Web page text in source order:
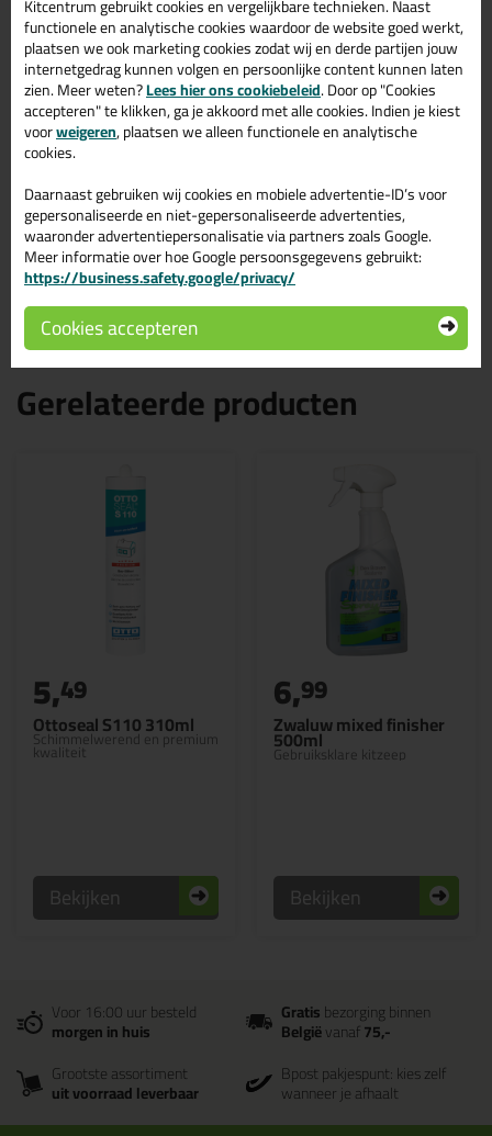
topresultaat. Bestel de Zwaluw Silicone BB + sanitary 310ml in
kleur Transparant grijs vandaag nog! Op voorraad en op
werkdagen besteld = morgen in huis.
Wil je meer weten over de toepassing en kenmerken van dit
product?Lees alles over dit product >
Tips & tricks voor Zwaluw Silicone
BB + sanitary 310ml
In de volgende blogs wordt dit product gebruikt:
Heb ik een primer nodig voor mijn Zwaluw of Den Braven
kit?
Zuurvrije siliconenkit, wat is dat?
Gerelateerde producten
Ottoseal S110 310ml
Schimmelwerend en premium
kwaliteit
5,49
Bekijken
Zwaluw mixed finisher
500ml
Gebruiksklare kitzeep
6,99
Bekijken
Voor 16:00 uur besteld
morgen in huis
Gratisbezorging binnen
Belgiëvanaf75,-
Grootste assortiment
uit voorraad leverbaar
Bpost pakjespunt: kies zelf
wanneer je afhaalt
Kitcentrum gebruikt cookies en vergelijkbare technieken. Naast
functionele en analytische cookies waardoor de website goed werkt,
plaatsen we ook marketing cookies zodat wij en derde partijen jouw
internetgedrag kunnen volgen en persoonlijke content kunnen laten
zien. Meer weten?Lees hier ons cookiebeleid. Door op "Cookies
accepteren" te klikken, ga je akkoord met alle cookies. Indien je kiest
voorweigeren, plaatsen we alleen functionele en analytische
cookies.
Daarnaast gebruiken wij cookies en mobiele advertentie-ID’s voor
gepersonaliseerde en niet-gepersonaliseerde advertenties,
waaronder advertentiepersonalisatie via partners zoals Google.
Meer informatie over hoe Google persoonsgegevens gebruikt:
https://business.safety.google/privacy/
Cookies accepteren